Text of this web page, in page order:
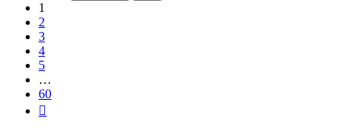
1
2
3
4
5
…
60